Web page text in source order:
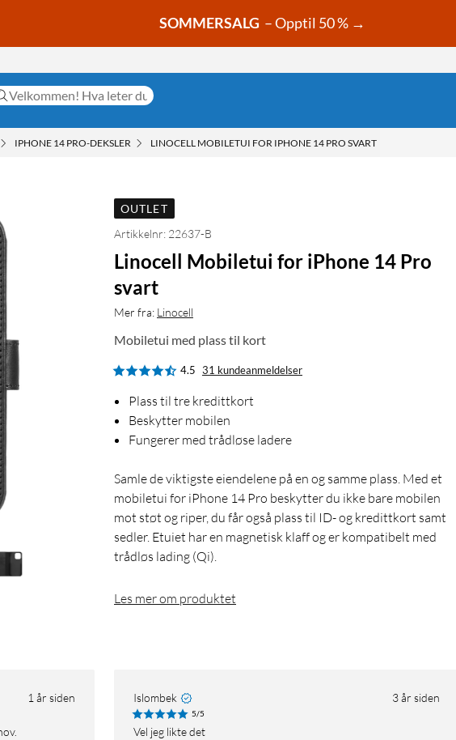
SOMMERSALG – Opptil 50 % →
IPHONE 14 PRO-DEKSLER LINOCELL MOBILETUI FOR IPHONE 14 PRO SVART
OUTLET
Artikkelnr: 22637-B
Linocell Mobiletui for iPhone 14 Pro
svart
Mer fra: Linocell
Mobiletui med plass til kort
4.5 31 kundeanmeldelser
Plass til tre kredittkort
Beskytter mobilen
Fungerer med trådløse ladere
Samle de viktigste eiendelene på en og samme plass. Med et
mobiletui for iPhone 14 Pro beskytter du ikke bare mobilen
mot støt og riper, du får også plass til ID- og kredittkort samt
sedler. Etuiet har en magnetisk klaff og er kompatibelt med
trådløs lading (Qi).
Les mer om produktet
1 år siden Islombek 3 år siden
5/5
vel jeg likte det